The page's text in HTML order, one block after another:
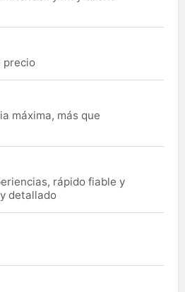
precio
máxima, más que
rápido fiable y
detallado